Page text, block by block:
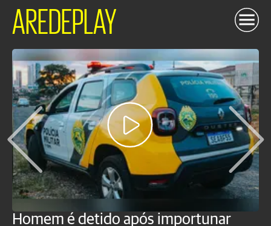
AREDEPLAY
Homem é detido após importunar